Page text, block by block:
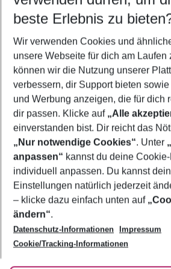
5-8 Nächte
2 Erwachsene Keine Kinder
Mehr Filter
Footer
Footer navigation
Über uns
AGB
Bestpreisgarantie
Cookie-Einstellungen ändern
Cookie-Richtlinie
Agenturbetreuung
Barrierefreies Reisen
Folge uns
beste Erlebnis zu
Wir verwenden Cookies und
unsere Webseite für dich am Laufen
können wir die Nutzung unserer
verbessern, dir Support bieten
und Werbung anzeigen, die für dich
dir passen. Klicke auf „Alle
einverstanden bist. Dir reicht das
„Nur notwendige Cookies“. Unter
anpassen“ kannst du deine
individuell anpassen. Du kannst
Einstellungen natürlich jederzeit
– klicke dazu einfach unten auf
ändern“.
Datenschutz-Informationen
Impressum
Cookie/Tracking-Informationen